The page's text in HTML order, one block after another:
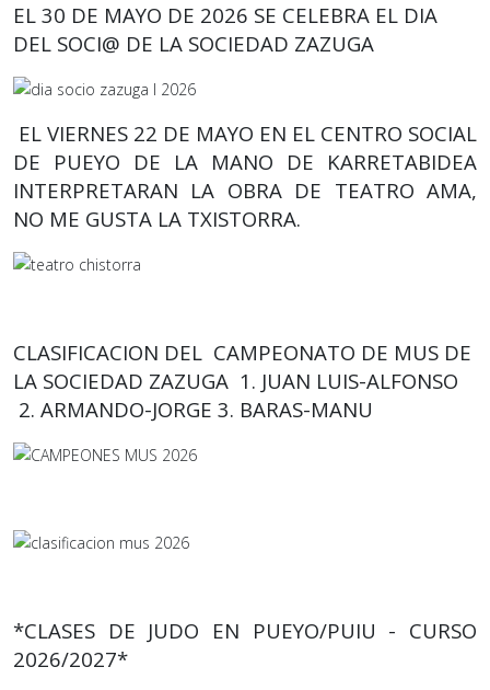
EL 30 DE MAYO DE 2026 SE CELEBRA EL DIA
DEL SOCI@ DE LA SOCIEDAD ZAZUGA
EL VIERNES 22 DE MAYO EN EL CENTRO SOCIAL
DE PUEYO DE LA MANO DE KARRETABIDEA
INTERPRETARAN LA OBRA DE TEATRO AMA,
NO ME GUSTA LA TXISTORRA.
CLASIFICACION DEL CAMPEONATO DE MUS DE
LA SOCIEDAD ZAZUGA 1. JUAN LUIS-ALFONSO
2. ARMANDO-JORGE 3. BARAS-MANU
*CLASES DE JUDO EN PUEYO/PUIU - CURSO
2026/2027*